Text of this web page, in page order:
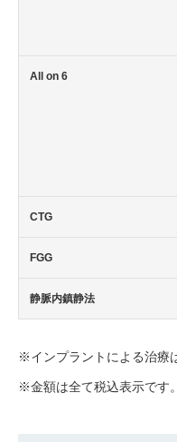
All on 6
CTG
FGG
静脈内鎮静法
※インプラントによる治療
※金額は全て税込表示です。